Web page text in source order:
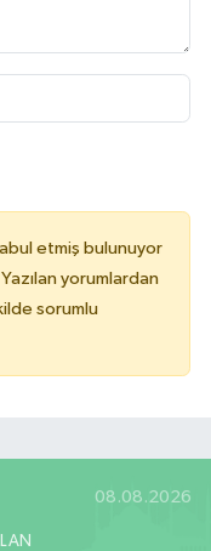
etmiş bulunuyor
yorumlardan
sorumlu
08.08.2026